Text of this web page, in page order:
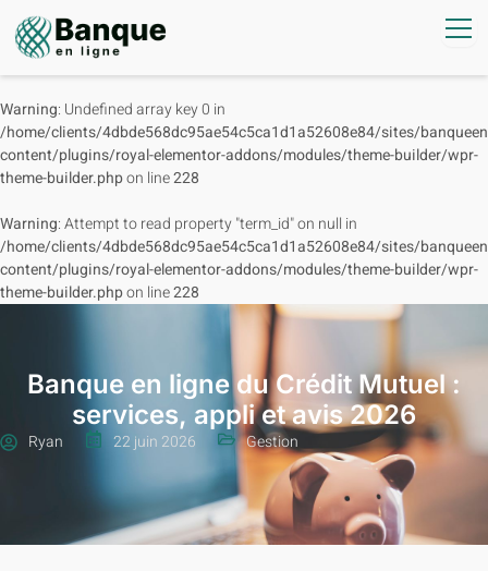
Warning: Undefined array key 0 in
/home/clients/4dbde568dc95ae54c5ca1d1a52608e84/sites/
content/plugins/royal-elementor-addons/modules/theme-builder/wpr-
theme-builder.phpon line228
Warning: Attempt to read property "term_id" on null in
/home/clients/4dbde568dc95ae54c5ca1d1a52608e84/sites/
content/plugins/royal-elementor-addons/modules/theme-builder/wpr-
theme-builder.phpon line228
Banque en ligne du Crédit Mutuel :
services, appli et avis 2026
Ryan 22 juin 2026 Gestion